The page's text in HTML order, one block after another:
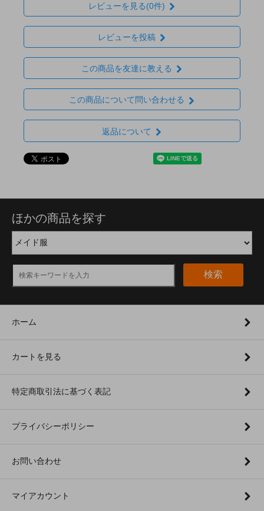
レビューを見る(0件)
レビューを投稿
この商品を友達に教える
この商品について問い合わせる
返品について
ほかの商品を探す
検索
ホーム
カートを見る
特定商取引法に基づく表記
プライバシーポリシー
お問い合わせ
マイアカウント